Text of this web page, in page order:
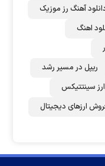
آهنگ رز‌ موزیک
اهنگ
ریپل در مسیر رشد
سینتتیکس
ارزهای دیجیتال